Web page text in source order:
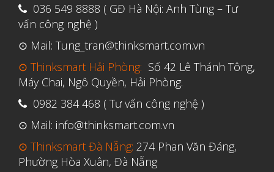
Tháng Chín 2019
Tháng Bảy 2019
Tháng Sáu 2019
036 549 8888 ( GĐ Hà Nội: Anh Tùng – Tư
vấn công nghệ )
⊙ Mail: Tung_tran@thinksmart.com.vn
⊙ Thinksmart Hải Phòng: Số 42 Lê Thánh Tông,
Máy Chai, Ngô Quyền, Hải Phòng.
0982 384 468 ( Tư vấn công nghệ )
⊙ Mail: info@thinksmart.com.vn
⊙ Thinksmart Đà Nẵng: 274 Phan Văn Đáng,
Phường Hòa Xuân, Đà Nẵng